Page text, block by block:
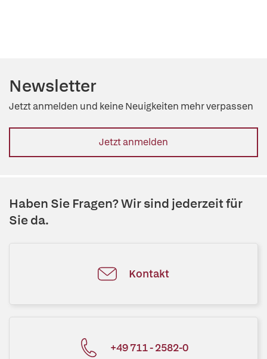
Newsletter
Jetzt anmelden und keine Neuigkeiten mehr verpassen
Jetzt anmelden
Haben Sie Fragen? Wir sind jederzeit für
Sie da.
Kontakt
+49 711 - 2582-0